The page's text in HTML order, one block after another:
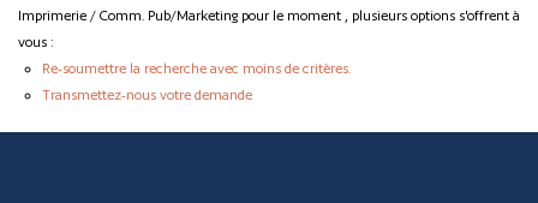
Nos Actualités
Nos Outils
Imprimerie / Comm. Pub/Marketing pour le moment , plusieurs options s'offrent à
vous :
Re-soumettre la recherche avec moins de critères.
Transmettez-nous votre demande